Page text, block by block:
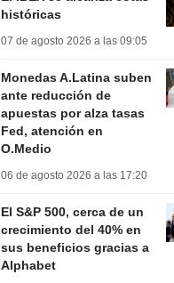
históricas
07 de agosto 2026 a las 09:05
Monedas A.Latina suben
ante reducción de
apuestas por alza tasas
Fed, atención en
O.Medio
06 de agosto 2026 a las 17:20
El S&P 500, cerca de un
crecimiento del 40% en
sus beneficios gracias a
Alphabet